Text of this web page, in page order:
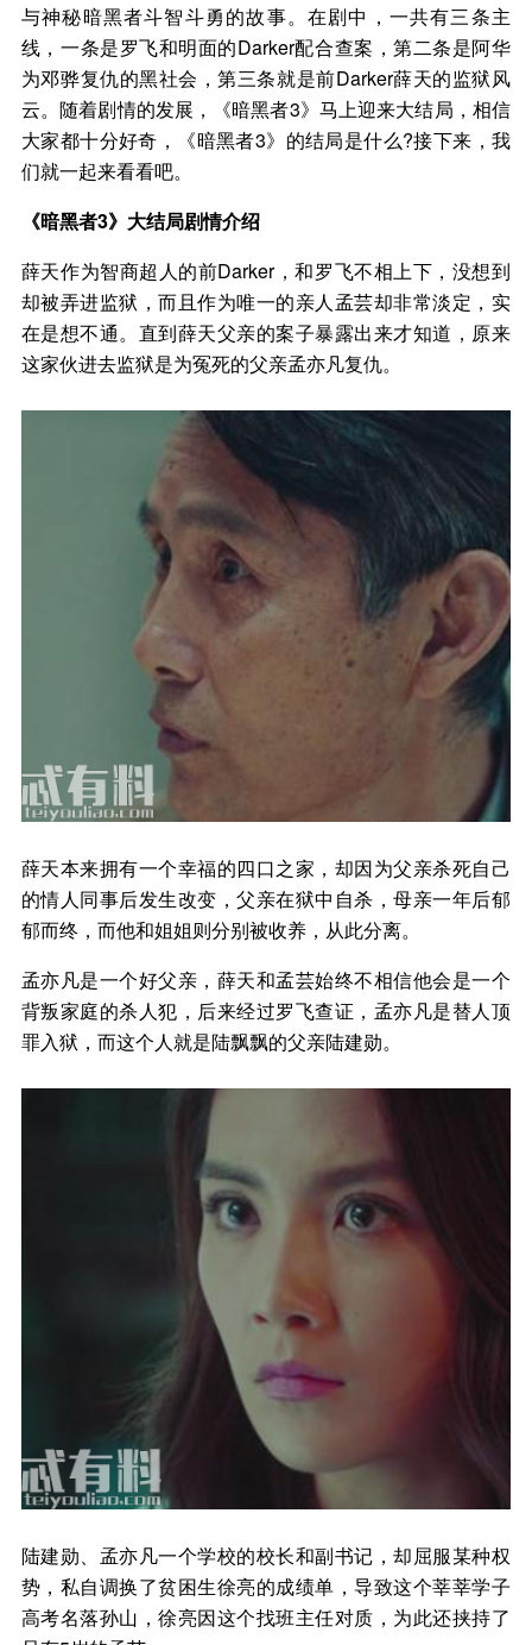
与神秘暗黑者斗智斗勇的故事。在剧中，一共有三条主
线，一条是罗飞和明面的Darker配合查案，第二条是阿华
为邓骅复仇的黑社会，第三条就是前Darker薛天的监狱风
云。随着剧情的发展，《暗黑者3》马上迎来大结局，相信
大家都十分好奇，《暗黑者3》的结局是什么?接下来，我
们就一起来看看吧。
《暗黑者3》大结局剧情介绍
薛天作为智商超人的前Darker，和罗飞不相上下，没想到
却被弄进监狱，而且作为唯一的亲人孟芸却非常淡定，实
在是想不通。直到薛天父亲的案子暴露出来才知道，原来
这家伙进去监狱是为冤死的父亲孟亦凡复仇。
薛天本来拥有一个幸福的四口之家，却因为父亲杀死自己
的情人同事后发生改变，父亲在狱中自杀，母亲一年后郁
郁而终，而他和姐姐则分别被收养，从此分离。
孟亦凡是一个好父亲，薛天和孟芸始终不相信他会是一个
背叛家庭的杀人犯，后来经过罗飞查证，孟亦凡是替人顶
罪入狱，而这个人就是陆飘飘的父亲陆建勋。
陆建勋、孟亦凡一个学校的校长和副书记，却屈服某种权
势，私自调换了贫困生徐亮的成绩单，导致这个莘莘学子
高考名落孙山，徐亮因这个找班主任对质，为此还挟持了